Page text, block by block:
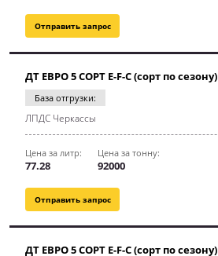
Отправить запрос
Отправить запрос
ДТ ЕВРО 5 СОРТ E-F-C (сорт по сезону)
База отгрузки:
ЛПДС Черкассы
Цена за литр:
77.28
Цена за тонну:
92000
ДТ ЕВРО 5 СОРТ E-F-C (сорт по сезону)